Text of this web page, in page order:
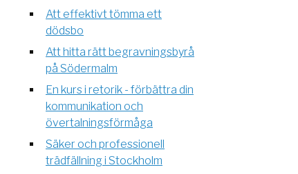
Att effektivt tömma ett
dödsbo
Att hitta rätt begravningsbyrå
på Södermalm
En kurs i retorik - förbättra din
kommunikation och
övertalningsförmåga
Säker och professionell
trädfällning i Stockholm